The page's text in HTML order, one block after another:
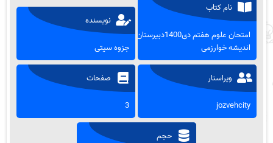
نام کتاب
امتحان علوم هفتم دی1400دبیرستان
اندیشه خوارزمی
نویسنده
جزوه سیتی
ویراستار
jozvehcity
صفحات
3
حجم